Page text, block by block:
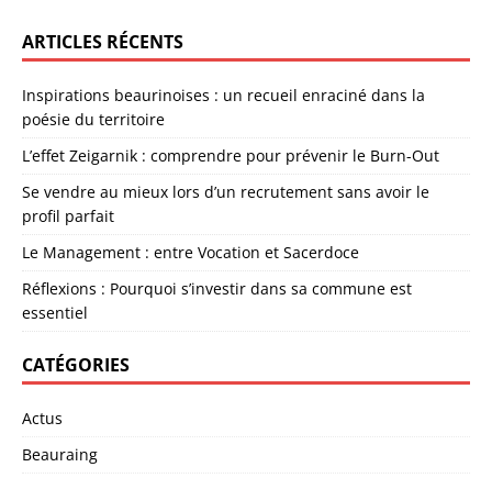
ARTICLES RÉCENTS
Inspirations beaurinoises : un recueil enraciné dans la
poésie du territoire
L’effet Zeigarnik : comprendre pour prévenir le Burn-Out
Se vendre au mieux lors d’un recrutement sans avoir le
profil parfait
Le Management : entre Vocation et Sacerdoce
Réflexions : Pourquoi s’investir dans sa commune est
essentiel
CATÉGORIES
Actus
Beauraing